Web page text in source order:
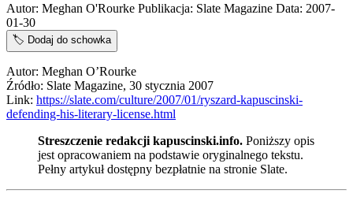
Autor: Meghan O'Rourke Publikacja: Slate Magazine Data: 2007-
01-30
🏷️ Dodaj do schowka
Autor: Meghan O’Rourke
Źródło: Slate Magazine, 30 stycznia 2007
Link: https://slate.com/culture/2007/01/ryszard-kapuscinski-
defending-his-literary-license.html
Streszczenie redakcji kapuscinski.info. Poniższy opis
jest opracowaniem na podstawie oryginalnego tekstu.
Pełny artykuł dostępny bezpłatnie na stronie Slate.